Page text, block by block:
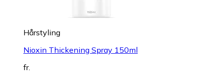
Hårstyling
Nioxin Thickening Spray 150ml
fr.